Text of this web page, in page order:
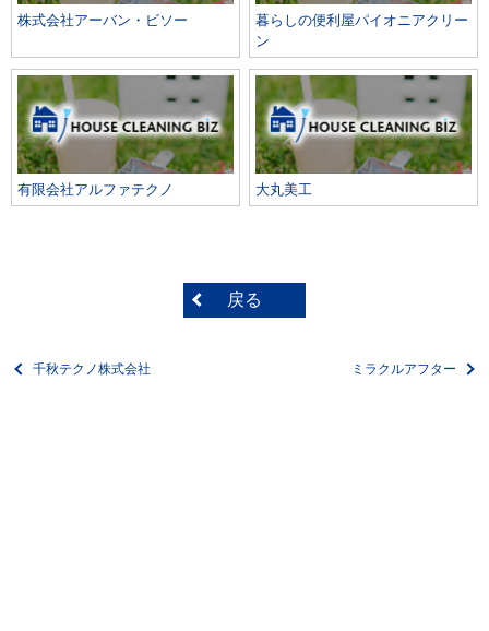
株式会社アーバン・ビソー
暮らしの便利屋パイオニアクリー
ン
有限会社アルファテクノ 大丸美工
戻る
千秋テクノ株式会社 ミラクルアフター